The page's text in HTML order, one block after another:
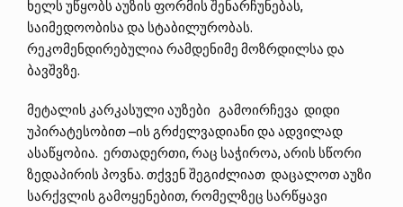
ხელს უწყობს აუზის ფორმის შენარჩუნებას,
საიმედოობისა და სტაბილურობას.
რეკომენდირებულია რამდენიმე მოზრდილსა და
ბავშვზე.
მეტალის კარკასული აუზები გამოირჩევა დიდი
უპირატესობით –ის გრძელვადიანი და ადვილად
ასაწყობია. ერთადერთი, რაც საჭიროა, არის სწორი
ზედაპირის პოვნა. თქვენ შეგიძლიათ დაცალოთ აუზი
სარქვლის გამოყენებით, რომელზეც სარწყავი